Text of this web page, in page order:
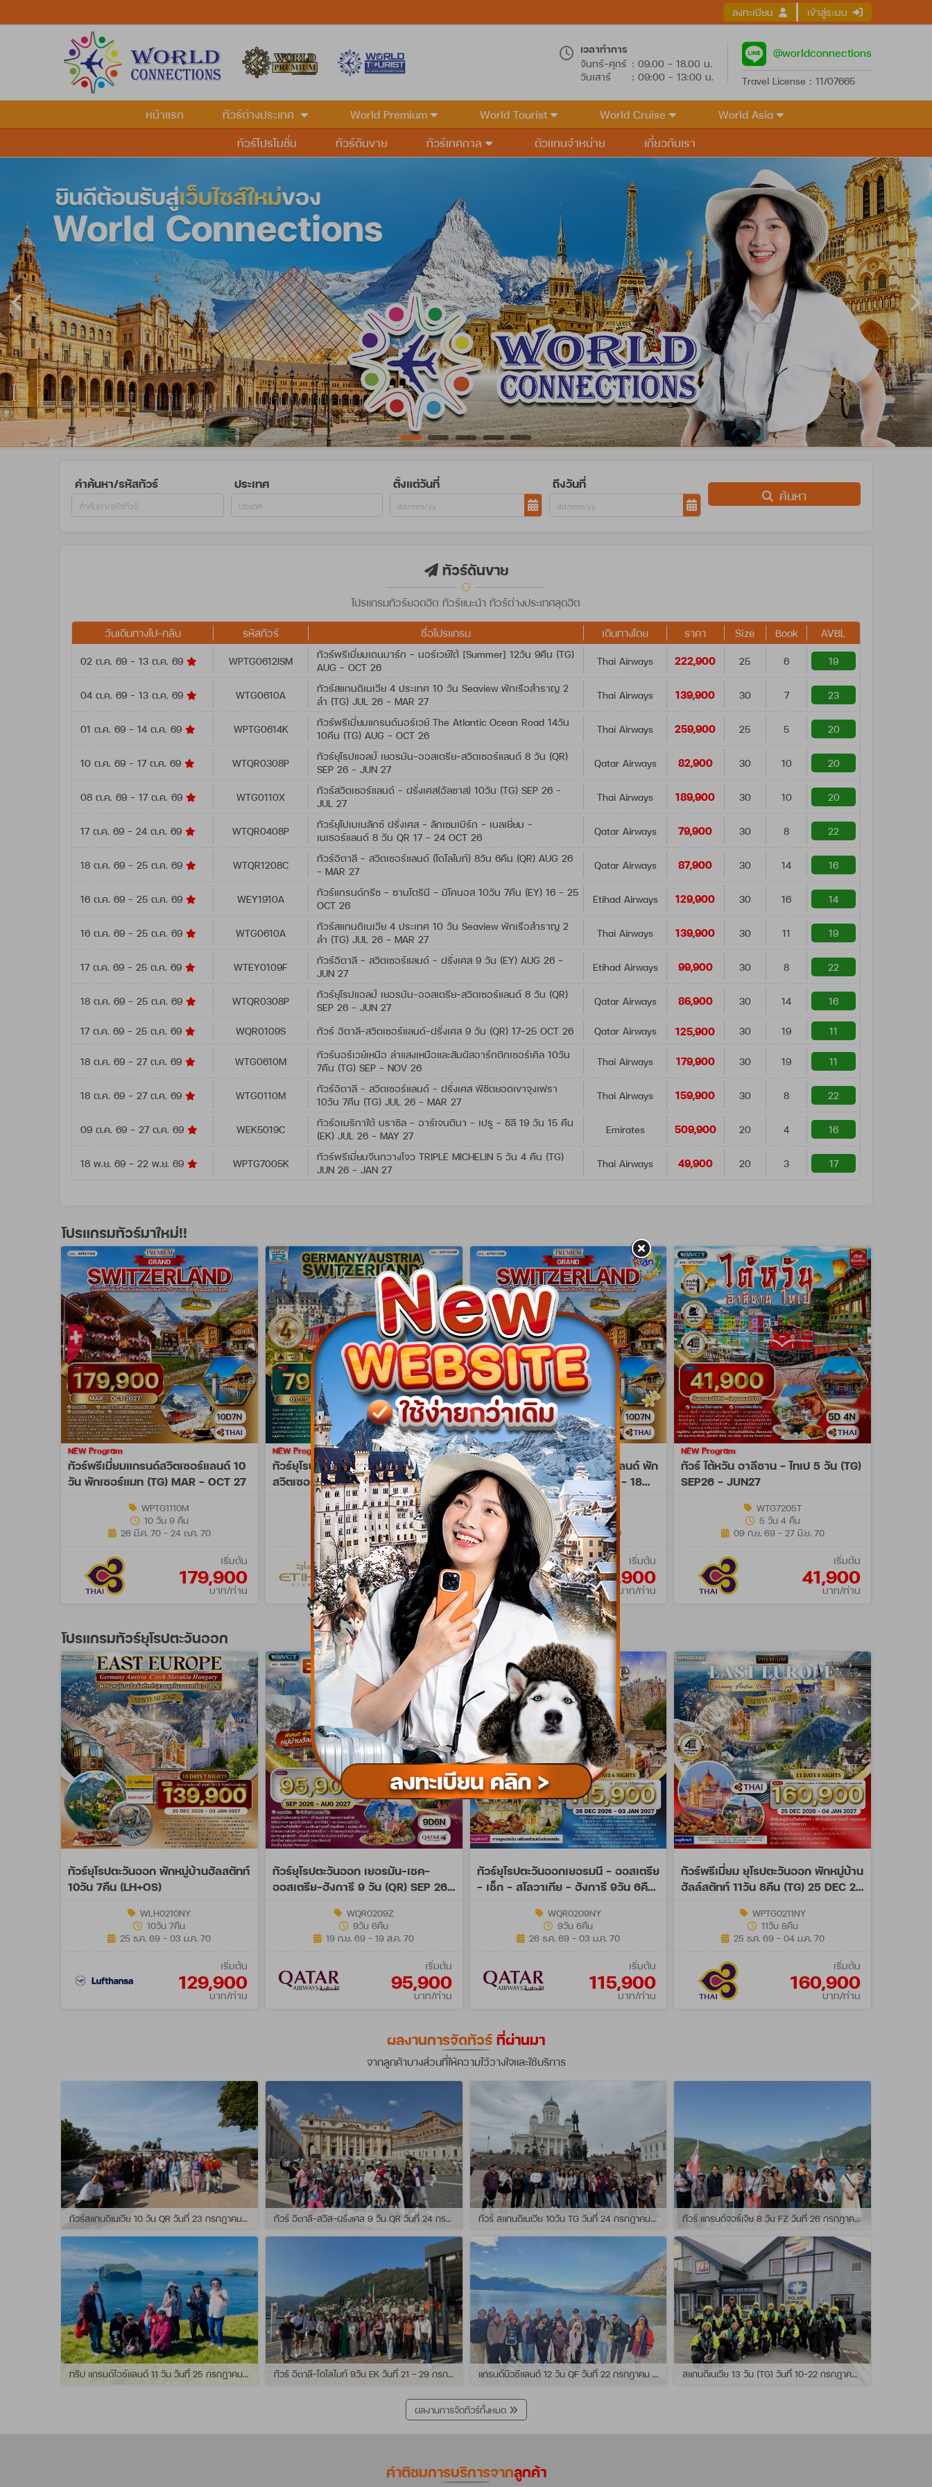
ลงทะเบียน เข้าสู่ระบบ
เวลาทำการ
จันทร์-ศุกร์ : 09.00 - 18.00 น.
วันเสาร์
: 09:00 - 13:00 น.
@worldconnections
Travel License : 11/07665
หน้าแรก ทัวร์ต่างประเทศ World Premium World Tourist World Cruise
World Asia
ทัวร์โปรโมชั่น
ทัวร์ดันขาย ทัวร์เทศกาล ตัวแทนจำหน่าย เกี่ยวกับเรา
คำค้นหา/รหัสทัวร์ ประเทศ ตั้งแต่วันที่ ถึงวันที่
ค้นหา
ทัวร์ดันขาย
โปรแกรมทัวร์ยอดฮิต ทัวร์แนะนำ ทัวร์ต่างประเทศสุดฮิต
วันเดินทางไป-กลับ
รหัสทัวร์ ชื่อโปรแกรม เดินทางโดย ราคา Size Book AVBL
02 ต.ค. 69 - 13 ต.ค. 69 WPTG0612ISM
ทัวร์พรีเมี่ยมเดนมาร์ก - นอร์เวย์ใต้ [Summer] 12วัน 9คืน (TG)
AUG - OCT 26
Thai Airways 222,900 25 6 19
04 ต.ค. 69 - 13 ต.ค. 69 WTG0610A
ทัวร์สแกนดิเนเวีย 4 ประเทศ 10 วัน Seaview พักเรือสำราญ 2
ลำ (TG) JUL 26 - MAR 27
Thai Airways 139,900 30 7 23
01 ต.ค. 69 - 14 ต.ค. 69 WPTG0614K
ทัวร์พรีเมี่ยมแกรนด์นอร์เวย์ The Atlantic Ocean Road 14วัน
10คืน (TG) AUG - OCT 26
Thai Airways 259,900 25 5 20
10 ต.ค. 69 - 17 ต.ค. 69 WTQR0308P
ทัวร์ยุโรปแอลป์ เยอรมัน-ออสเตรีย-สวิตเซอร์แลนด์ 8 วัน (QR)
SEP 26 - JUN 27
Qatar Airways 82,900 30 10 20
08 ต.ค. 69 - 17 ต.ค. 69 WTG0110X
ทัวร์สวิตเซอร์แลนด์ - ฝรั่งเศส(อัลซาส) 10วัน (TG) SEP 26 -
JUL 27
Thai Airways 189,900 30 10 20
17 ต.ค. 69 - 24 ต.ค. 69 WTQR0408P
ทัวร์ยุโปเบเนลักซ์ ฝรั่งเศส - ลักเซมเบิร์ก - เบลเยี่ยม -
เนเธอร์แลนด์ 8 วัน QR 17 - 24 OCT 26
Qatar Airways 79,900 30 8 22
18 ต.ค. 69 - 25 ต.ค. 69 WTQR1208C
ทัวร์อิตาลี – สวิตเซอร์แลนด์ (โดโลไมท์) 8วัน 6คืน (QR) AUG 26
- MAR 27
Qatar Airways 87,900 30 14 16
16 ต.ค. 69 - 25 ต.ค. 69 WEY1910A
ทัวร์แกรนด์กรีซ - ซานโตรินี - มิโคนอส 10วัน 7คืน (EY) 16 - 25
OCT 26
Etihad Airways 129,900 30 16 14
16 ต.ค. 69 - 25 ต.ค. 69 WTG0610A
ทัวร์สแกนดิเนเวีย 4 ประเทศ 10 วัน Seaview พักเรือสำราญ 2
ลำ (TG) JUL 26 - MAR 27
Thai Airways 139,900 30 11 19
17 ต.ค. 69 - 25 ต.ค. 69 WTEY0109F
ทัวร์อิตาลี - สวิตเซอร์แลนด์ - ฝรั่งเศส 9 วัน (EY) AUG 26 -
JUN 27
Etihad Airways 99,900 30 8 22
18 ต.ค. 69 - 25 ต.ค. 69 WTQR0308P
ทัวร์ยุโรปแอลป์ เยอรมัน-ออสเตรีย-สวิตเซอร์แลนด์ 8 วัน (QR)
SEP 26 - JUN 27
Qatar Airways 86,900 30 14 16
17 ต.ค. 69 - 25 ต.ค. 69 WQR0109S ทัวร์ อิตาลี-สวิตเซอร์แลนด์-ฝรั่งเศส 9 วัน (QR) 17-25 OCT 26 Qatar Airways 125,900 30 19 11
18 ต.ค. 69 - 27 ต.ค. 69 WTG0610M
ทัวร์นอร์เวย์เหนือ ล่าแสงเหนือและสัมผัสอาร์กติกเซอร์เคิล 10วัน
7คืน (TG) SEP - NOV 26
Thai Airways 179,900 30 19 11
18 ต.ค. 69 - 27 ต.ค. 69 WTG0110M
ทัวร์อิตาลี - สวิตเซอร์แลนด์ - ฝรั่งเศส พิชิตยอดเขาจุงเฟรา
10วัน 7คืน (TG) JUL 26 - MAR 27
Thai Airways 159,900 30 8 22
09 ต.ค. 69 - 27 ต.ค. 69 WEK5019C
ทัวร์อเมริกาใต้ บราซิล - อาร์เจนตินา - เปรู - ชิลี 19 วัน 15 คืน
(EK) JUL 26 - MAY 27
Emirates 509,900 20 4 16
18 พ.ย. 69 - 22 พ.ย. 69 WPTG7005K
ทัวร์พรีเมี่ยมจีนกวางโจว TRIPLE MICHELIN 5 วัน 4 คืน (TG)
JUN 26 - JAN 27
Thai Airways 49,900 20 3 17
โปรแกรมทัวร์มาใหม่!!
ทัวร์พรีเมี่ยมแกรนด์สวิตเซอร์แลนด์ 10
วัน พักเซอร์แมท (TG) MAR - OCT 27
NEW Program
WPTG1110M
10 วัน 9 คืน
26 มี.ค. 70 - 24 ต.ค. 70
เริ่มต้น
179,900
บาท/ท่าน
ทัวร์ยุโรปแอลป์ เยอรมัน - ออสเตรีย -
สวิตเซอร์แลนด์ 8 วัน (EY) 01 - 08
NEW Program
WTEY0308P
8 วัน 5 คืน
01 พ.ย. 69 - 08 พ.ย. 69
เริ่มต้น
79,900
บาท/ท่าน
ทัวร์พรีเมี่ยมแกรนด์สวิตเซอร์แลนด์ พัก
เมืองเซอร์แมท 10 วัน (TG) 09 - 18
APR 27 [SONGKRAN]
NEW Program
WPTG1110SK
10 วัน 7 คืน
09 เม.ย. 70 - 18 เม.ย. 70
เริ่มต้น
189,900
บาท/ท่าน
ทัวร์ ไต้หวัน อาลีซาน - ไทเป 5 วัน (TG)
SEP26 - JUN27
NEW Program
WTG7205T
5 วัน 4 คืน
09 ก.ย. 69 - 27 มิ.ย. 70
เริ่มต้น
41,900
บาท/ท่าน
โปรแกรมทัวร์ยุโรปตะวันออก
ทัวร์ยุโรปตะวันออก พักหมู่บ้านฮัลสตัทท์
10วัน 7คืน (LH+OS)
WLH0210NY
10วัน 7คืน
25 ธ.ค. 69 - 03 ม.ค. 70
เริ่มต้น
129,900
บาท/ท่าน
ทัวร์ยุโรปตะวันออก เยอรมัน-เชค-
ออสเตรีย-ฮังการี 9 วัน (QR) SEP 26
WQR0209Z
9วัน 6คืน
19 ก.ย. 69 - 19 ส.ค. 70
เริ่มต้น
95,900
บาท/ท่าน
ทัวร์ยุโรปตะวันออกเยอรมนี - ออสเตรีย
- เช็ก - สโลวาเกีย - ฮังการี 9วัน 6คืน
WQR0209NY
9วัน 6คืน
26 ธ.ค. 69 - 03 ม.ค. 70
เริ่มต้น
115,900
บาท/ท่าน
ทัวร์พรีเมี่ยม ยุโรปตะวันออก พักหมู่บ้าน
ฮัลล์สตัทท์ 11วัน 8คืน (TG) 25 DEC 26
WPTG0211NY
11วัน 8คืน
25 ธ.ค. 69 - 04 ม.ค. 70
เริ่มต้น
160,900
บาท/ท่าน
ผลงานการจัดทัวร์ ที่ผ่านมา
จากลูกค้าบางส่วนที่ให้ความไว้วางใจและใช้บริการ
ทัวร์สแกนดิเนเวีย 10 วัน QR วันที่ 23 กรกฏาคม - 01 สิงหาคม 2569 เดินทางกับไกด์พี่จุ้ย และ พี่กั้ง ทัวร์ อิตาลี-สวิส-ฝรั่งเศส 9 วัน QR วันที่ 24 กรกฏาคม - 01 สิงหาคม 2569 เดินทางกับไกด์พี่เช ทัวร์ สแกนดิเนเวีย 10วัน TG วันที่ 24 กรกฏาคม - 02 สิงหาคม 2569 เดินทางกับไกด์พี่ยอร์ช ทัวร์ แกรนด์จอร์เจีย 8 วัน FZ วันที่ 26 กรกฎาคม - 02 สิงหาคม 2569 เดินทางกับไกด์พี่โจ๊ก
ทริป แกรนด์ไอซ์แลนด์ 11 วัน วันที่ 25 กรกฏาคม - 04 สิงหาคม 2569 เดินทางกับไกด์พี่เปิ้ล ทัวร์ อิตาลี-โดโลไมท์ 9วัน EK วันที่ 21 - 29 กรกฏาคม 2569 เดินทางกับไกด์พี่หนุ่ม แกรนด์นิวซีแลนด์ 12 วัน QF วันที่ 22 กรกฎาคม - 3 สิงหาคม 2569 เดินทางกับไกด์พี่โจ้ สแกนดิเนเวีย 13 วัน (TG) วันที่ 10-22 กรกฏาคม 2569 เดินทางกับไกด์พี่เต้ย
ผลงานการจัดทัวร์ทั้งหมด
คำติชมการบริการจากลูกค้า